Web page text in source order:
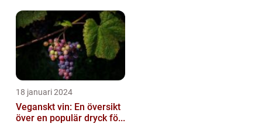
18 januari 2024
Veganskt vin: En översikt
över en populär dryck fö...